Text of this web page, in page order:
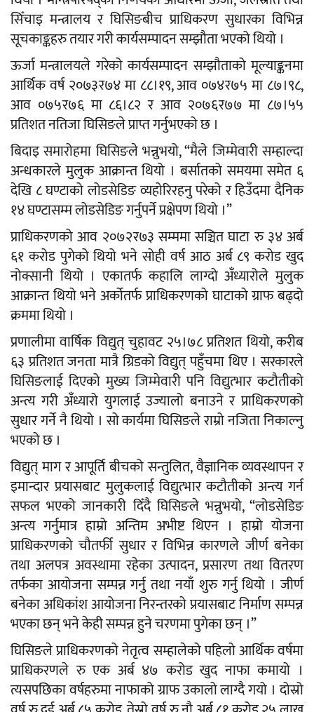
सिँचाइ मन्त्रालय र घिसिङबीच प्राधिकरण सुधारका विभिन्न
सूचकाङ्कहरु तयार गरी कार्यसम्पादन सम्झौता भएको थियो ।
ऊर्जा मन्त्रालयले गरेको कार्यसम्पादन सम्झौताको मूल्याङ्कनमा
आर्थिक वर्ष २०७३र७४ मा ८८।१९, आव ०७४र७५ मा ८७।९८,
आव ०७५र७६ मा ८६।८२ र आव २०७६र७७ मा ८७।५५
प्रतिशत नतिजा घिसिङले प्राप्त गर्नुभएको छ ।
बिदाइ समारोहमा घिसिङले भन्नुभयो, “मैले जिम्मेवारी सम्हाल्दा
अन्धकारले मुलुक आक्रान्त थियो । बर्सातको समयमा समेत ६
देखि ८ घण्टाको लोडसेडिङ व्यहोरिरहनु परेको र हिउँदमा दैनिक
१४ घण्टासम्म लोडसेडिङ गर्नुपर्ने प्रक्षेपण थियो ।”
प्राधिकरणको आव २०७२र७३ सम्ममा सञ्चित घाटा रु ३४ अर्ब
६१ करोड पुगेको थियो भने सोही वर्ष आठ अर्ब ८९ करोड खुद
नोक्सानी थियो । एकातर्फ कहालि लाग्दो अँध्यारोले मुलुक
आक्रान्त थियो भने अर्कोतर्फ प्राधिकरणको घाटाको ग्राफ बढ्दो
क्रममा थियो ।
प्रणालीमा वार्षिक विद्युत् चुहावट २५।७८ प्रतिशत थियो, करीब
६३ प्रतिशत जनता मात्रै ग्रिडको विद्युत् पहुँचमा थिए । सरकारले
घिसिङलाई दिएको मुख्य जिम्मेवारी पनि विद्युत्भार कटौतीको
अन्त्य गरी अँध्यारो युगलाई उज्यालो बनाउने र प्राधिकरणको
सुधार गर्ने नै थियो । सो कार्यमा घिसिङले राम्रो नजिता निकाल्नु
भएको छ ।
विद्युत् माग र आपूर्ति बीचको सन्तुलित, वैज्ञानिक व्यवस्थापन र
इमान्दार प्रयासबाट मुलुकलाई विद्युत्भार कटौतीको अन्त्य गर्न
सफल भएको जानकारी दिँदै घिसिङले भन्नुभयो, “लोडसेडिङ
अन्त्य गर्नुमात्र हाम्रो अन्तिम अभीष्ट थिएन । हाम्रो योजना
प्राधिकरणको चौतर्फी सुधार र विभिन्न कारणले जीर्ण बनेका
तथा अलपत्र अवस्थामा रहेका उत्पादन, प्रसारण तथा वितरण
तर्फका आयोजना सम्पन्न गर्नु तथा नयाँ शुरु गर्नु थियो । जीर्ण
बनेका अधिकांश आयोजना निरन्तरको प्रयासबाट निर्माण सम्पन्न
भएका छन् भने केही सम्पन्न हुने चरणमा पुगेका छन् ।”
घिसिङले प्राधिकरणको नेतृत्व सम्हालेको पहिलो आर्थिक वर्षमा
प्राधिकरणले रु एक अर्ब ४७ करोड खुद नाफा कमायो ।
त्यसपछिका वर्षहरुमा नाफाको ग्राफ उकालो लाग्दै गयो । दोस्रो